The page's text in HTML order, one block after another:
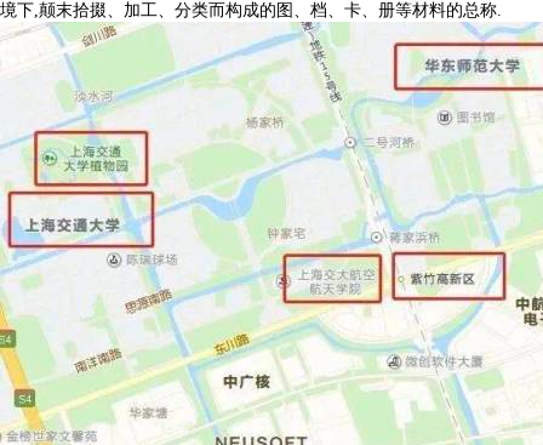
境下,颠末拾掇、加工、分类而构成的图、档、卡、册等材料的总称.